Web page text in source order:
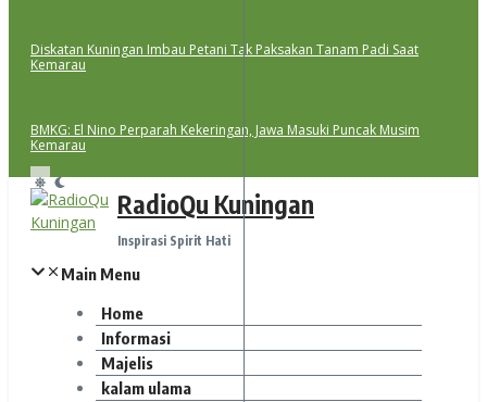
Diskatan Kuningan Imbau Petani Tak Paksakan Tanam Padi Saat
Kemarau
BMKG: El Nino Perparah Kekeringan, Jawa Masuki Puncak Musim
Kemarau
RadioQu Kuningan
Inspirasi Spirit Hati
Main Menu
Home
Informasi
Majelis
kalam ulama